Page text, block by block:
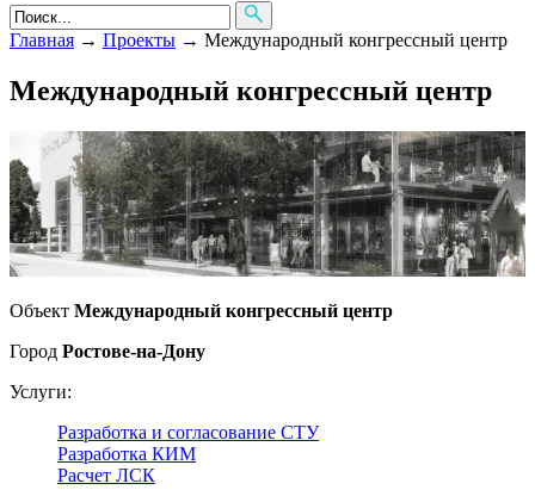
Главная → Проекты → Международный конгрессный центр
Международный конгрессный центр
Объект Международный конгрессный центр
Город Ростове-на-Дону
Услуги:
Разработка и согласование СТУ
Разработка КИМ
Расчет ЛСК